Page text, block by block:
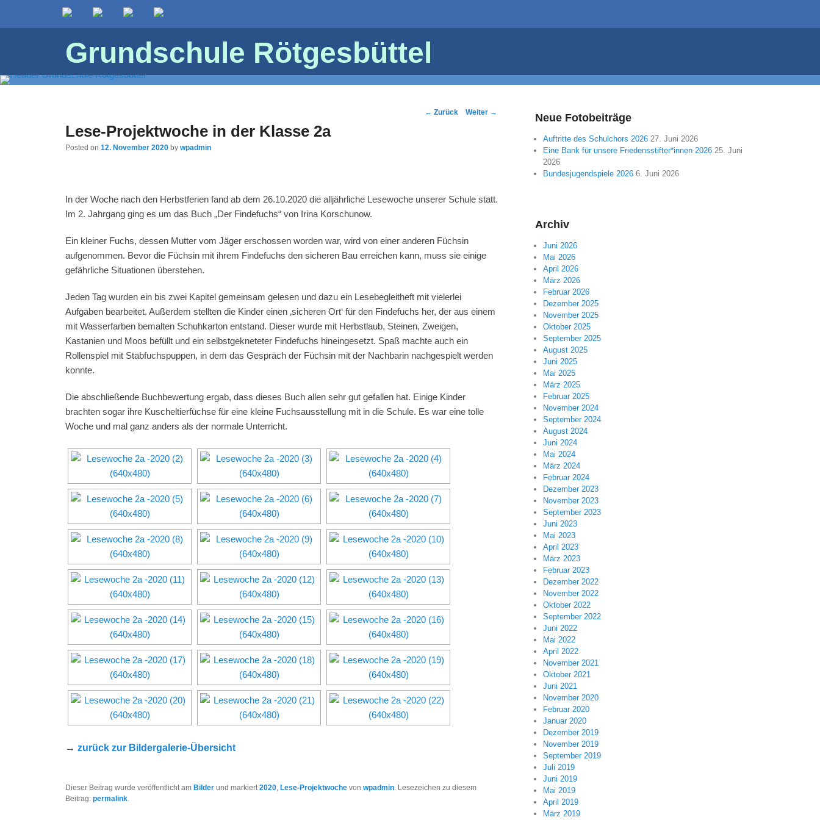
Grundschule Rötgesbüttel
Post
← Zurück Weiter →
Lese-Projektwoche in der Klasse 2a
Posted on 12. November 2020 by wpadmin
In der Woche nach den Herbstferien fand ab dem 26.10.2020 die alljährliche Lesewoche unserer Schule statt.
Im 2. Jahrgang ging es um das Buch „Der Findefuchs“ von Irina Korschunow.
Ein kleiner Fuchs, dessen Mutter vom Jäger erschossen worden war, wird von einer anderen Füchsin
aufgenommen. Bevor die Füchsin mit ihrem Findefuchs den sicheren Bau erreichen kann, muss sie einige
gefährliche Situationen überstehen.
Jeden Tag wurden ein bis zwei Kapitel gemeinsam gelesen und dazu ein Lesebegleitheft mit vielerlei
Aufgaben bearbeitet. Außerdem stellten die Kinder einen ‚sicheren Ort‘ für den Findefuchs her, der aus einem
mit Wasserfarben bemalten Schuhkarton entstand. Dieser wurde mit Herbstlaub, Steinen, Zweigen,
Kastanien und Moos befüllt und ein selbstgekneteter Findefuchs hineingesetzt. Spaß machte auch ein
Rollenspiel mit Stabfuchspuppen, in dem das Gespräch der Füchsin mit der Nachbarin nachgespielt werden
konnte.
Die abschließende Buchbewertung ergab, dass dieses Buch allen sehr gut gefallen hat. Einige Kinder
brachten sogar ihre Kuscheltierfüchse für eine kleine Fuchsausstellung mit in die Schule. Es war eine tolle
Woche und mal ganz anders als der normale Unterricht.
→ zurück zur Bildergalerie-Übersicht
Dieser Beitrag wurde veröffentlicht am Bilder und markiert2020, Lese-Projektwoche von wpadmin. Lesezeichen zu diesem
Beitrag: permalink.
Neue Fotobeiträge
Auftritte des Schulchors 2026 27. Juni 2026
Eine Bank für unsere Friedensstifter*innen 2026 25. Juni
2026
Bundesjugendspiele 2026 6. Juni 2026
Archiv
Juni 2026
Mai 2026
April 2026
März 2026
Februar 2026
Dezember 2025
November 2025
Oktober 2025
September 2025
August 2025
Juni 2025
Mai 2025
März 2025
Februar 2025
November 2024
September 2024
August 2024
Juni 2024
Mai 2024
März 2024
Februar 2024
Dezember 2023
November 2023
September 2023
Juni 2023
Mai 2023
April 2023
März 2023
Februar 2023
Dezember 2022
November 2022
Oktober 2022
September 2022
Juni 2022
Mai 2022
April 2022
November 2021
Oktober 2021
Juni 2021
November 2020
Februar 2020
Januar 2020
Dezember 2019
November 2019
September 2019
Juli 2019
Juni 2019
Mai 2019
April 2019
März 2019